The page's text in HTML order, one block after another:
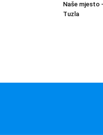
Naše mjesto
Tuzla